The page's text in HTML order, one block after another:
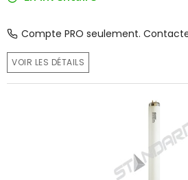
Compte PRO seulement.
VOIR LES DÉTAILS